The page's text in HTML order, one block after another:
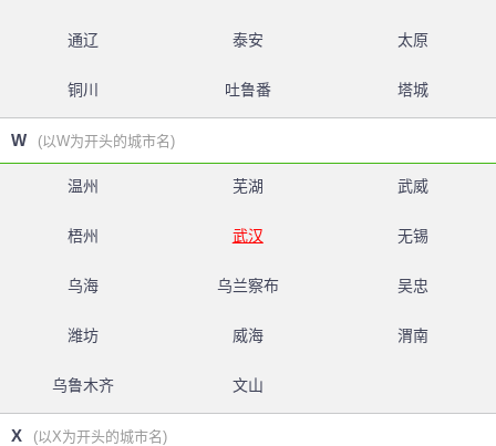
通辽 泰安 太原
铜川 吐鲁番 塔城
W (以W为开头的城市名)
温州 芜湖 武威
梧州 武汉 无锡
乌海 乌兰察布 吴忠
潍坊 威海 渭南
乌鲁木齐 文山
X (以X为开头的城市名)